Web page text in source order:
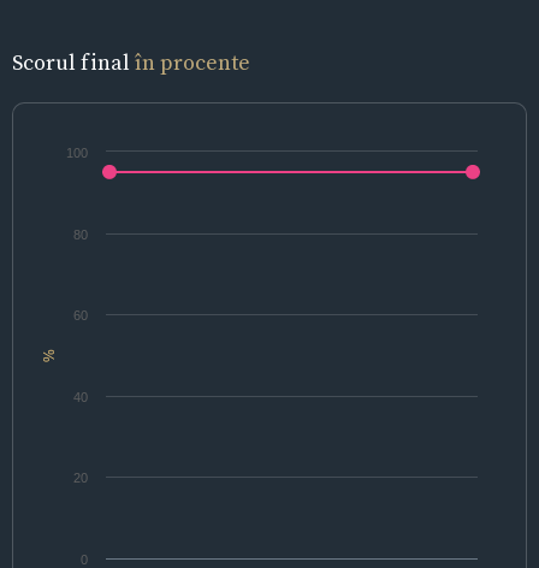
Scorul final în procente
%
0
20
40
60
80
100